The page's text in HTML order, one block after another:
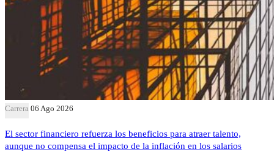
Carrera 06 Ago 2026
El sector financiero refuerza los beneficios para atraer talento,
aunque no compensa el impacto de la inflación en los salarios